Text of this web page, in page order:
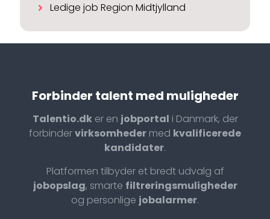
Ledige job Region Midtjylland
Forbinder talent med muligheder
Talentio.dker en jobportal i Danmark, der
forbindervirksomheder med kvalificerede
kandidater.
Platformen tilbyder et bredt udvalg af
jobopslag, smarte filtreringsmuligheder
og personlige jobalarmer.